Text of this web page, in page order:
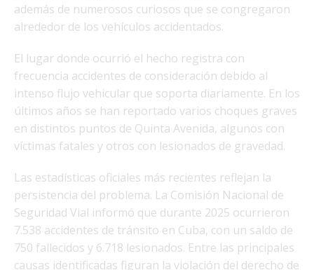
además de numerosos curiosos que se congregaron
alrededor de los vehículos accidentados.
El lugar donde ocurrió el hecho registra con
frecuencia accidentes de consideración debido al
intenso flujo vehicular que soporta diariamente. En los
últimos años se han reportado varios choques graves
en distintos puntos de Quinta Avenida, algunos con
víctimas fatales y otros con lesionados de gravedad.
Las estadísticas oficiales más recientes reflejan la
persistencia del problema. La Comisión Nacional de
Seguridad Vial informó que durante 2025 ocurrieron
7.538 accidentes de tránsito en Cuba, con un saldo de
750 fallecidos y 6.718 lesionados. Entre las principales
causas identificadas figuran la violación del derecho de